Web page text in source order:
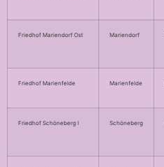
Friedhof Mariendorf Ost Mariendorf
Friedhof Marienfelde Marienfelde
Friedhof Schöneberg I Schöneberg